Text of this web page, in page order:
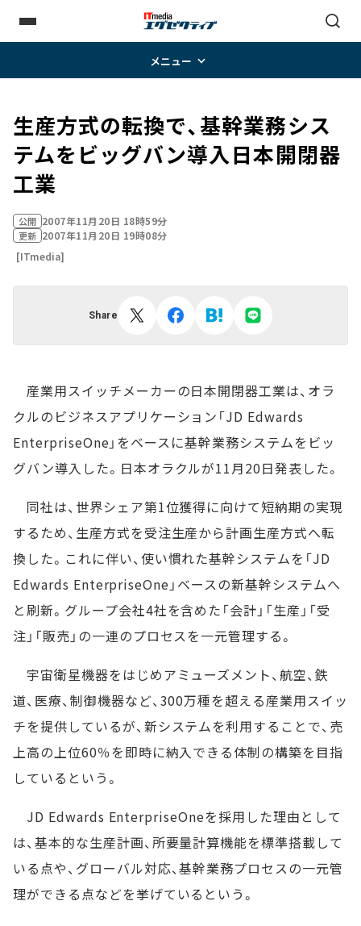
メニュー
生産方式の転換で、基幹業務シス
テムをビッグバン導入――日本開閉器
工業
公開 2007年11月20日 18時59分
更新 2007年11月20日 19時08分
[ITmedia]
Share
産業用スイッチメーカーの日本開閉器工業は、オラ
クルのビジネスアプリケーション「JD Edwards
EnterpriseOne」をベースに基幹業務システムをビッ
グバン導入した。日本オラクルが11月20日発表した。
同社は、世界シェア第1位獲得に向けて短納期の実現
するため、生産方式を受注生産から計画生産方式へ転
換した。これに伴い、使い慣れた基幹システムを「JD
Edwards EnterpriseOne」ベースの新基幹システムへ
と刷新。グループ会社4社を含めた「会計」「生産」「受
注」「販売」の一連のプロセスを一元管理する。
宇宙衛星機器をはじめアミューズメント、航空、鉄
道、医療、制御機器など、300万種を超える産業用スイッ
チを提供しているが、新システムを利用することで、売
上高の上位60％を即時に納入できる体制の構築を目指
しているという。
JD Edwards EnterpriseOneを採用した理由として
は、基本的な生産計画、所要量計算機能を標準搭載して
いる点や、グローバル対応、基幹業務プロセスの一元管
理ができる点などを挙げているという。